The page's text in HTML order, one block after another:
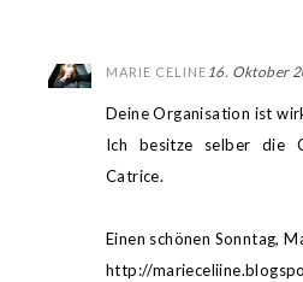
MARIE CELINE16. Oktober
Deine Organisation ist
Ich besitze selber die
Catrice.
Einen schönen Sonntag,
http://